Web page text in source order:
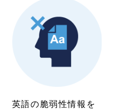
英語の脆弱性情報を